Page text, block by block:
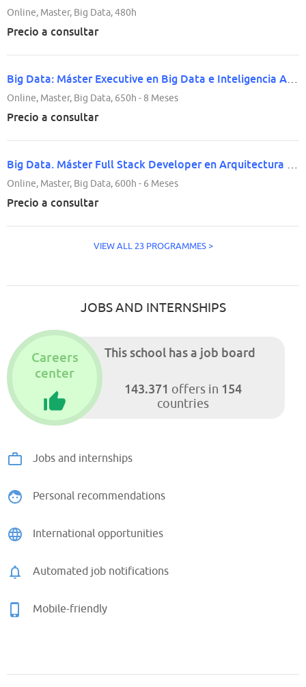
Online, Master, Big Data, 480h
Precio a consultar
Online, Master, Big Data, 650h - 8 Meses
Precio a consultar
Online, Master, Big Data, 600h - 6 Meses
Precio a consultar
VIEW ALL 23 PROGRAMMES >
JOBS AND INTERNSHIPS
This school has a job board
143.371 offers in 154
countries
Careers
center
Jobs and internships
Personal recommendations
International opportunities
Automated job notifications
Mobile-friendly